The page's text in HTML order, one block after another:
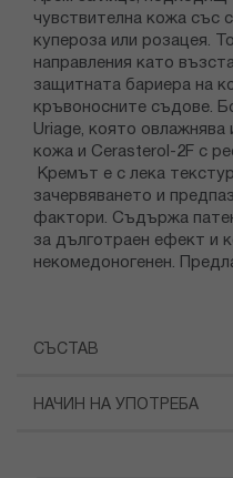
чувствителна кожа със
купероза или розацея.
направления като
защитната бариера на
кръвоносните съдове.
Uriage, която овлажнява
кожа и Cerasterol-2F с
Кремът е с лека
зачервяването и
фактори. Съдържа
за дълготраен ефект и
некомедоногенен.
СЪСТАВ
НАЧИН НА УПОТРЕБА